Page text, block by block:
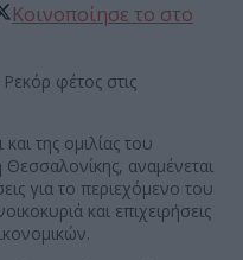
Κοινοποίησε το στο
φέτος στις
της ομιλίας του
αναμένεται
για το περιεχόμενο του
και επιχειρήσεις